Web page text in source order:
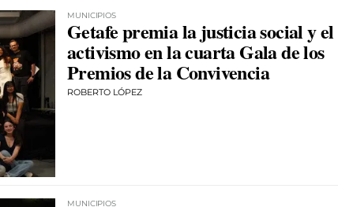
MUNICIPIOS
Getafe premia la justicia social y el
activismo en la cuarta Gala de los
Premios de la Convivencia
ROBERTO LÓPEZ
MUNICIPIOS